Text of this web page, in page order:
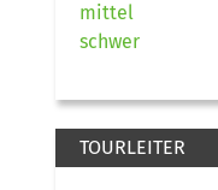
mittel
schwer
TOURLEITER